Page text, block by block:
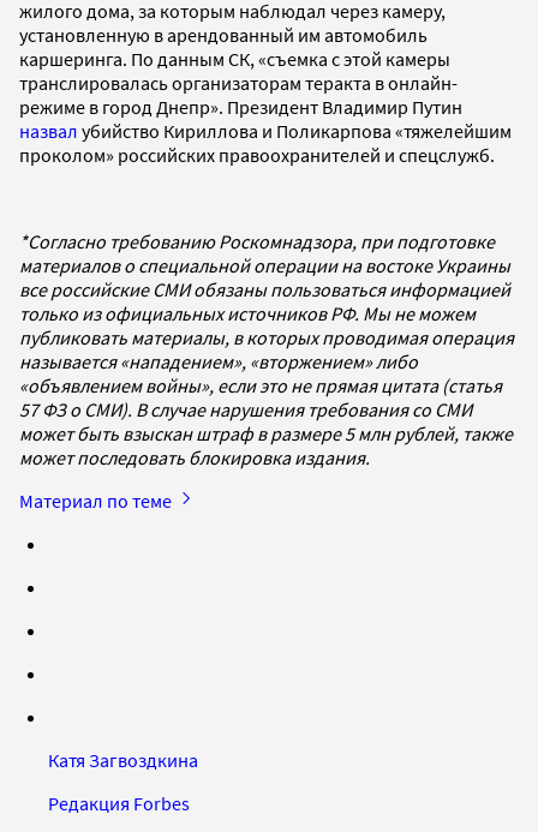
жилого дома, за которым наблюдал через камеру,
установленную в арендованный им автомобиль
каршеринга. По данным СК, «съемка с этой камеры
транслировалась организаторам теракта в онлайн-
режиме в город Днепр». Президент Владимир Путин
назвал убийство Кириллова и Поликарпова «тяжелейшим
проколом» российских правоохранителей и спецслужб.
*Согласно требованию Роскомнадзора, при подготовке
материалов о специальной операции на востоке Украины
все российские СМИ обязаны пользоваться информацией
только из официальных источников РФ. Мы не можем
публиковать материалы, в которых проводимая операция
называется «нападением», «вторжением» либо
«объявлением войны», если это не прямая цитата (статья
57 ФЗ о СМИ). В случае нарушения требования со СМИ
может быть взыскан штраф в размере 5 млн рублей, также
может последовать блокировка издания.
Материал по теме
Катя Загвоздкина
Редакция Forbes